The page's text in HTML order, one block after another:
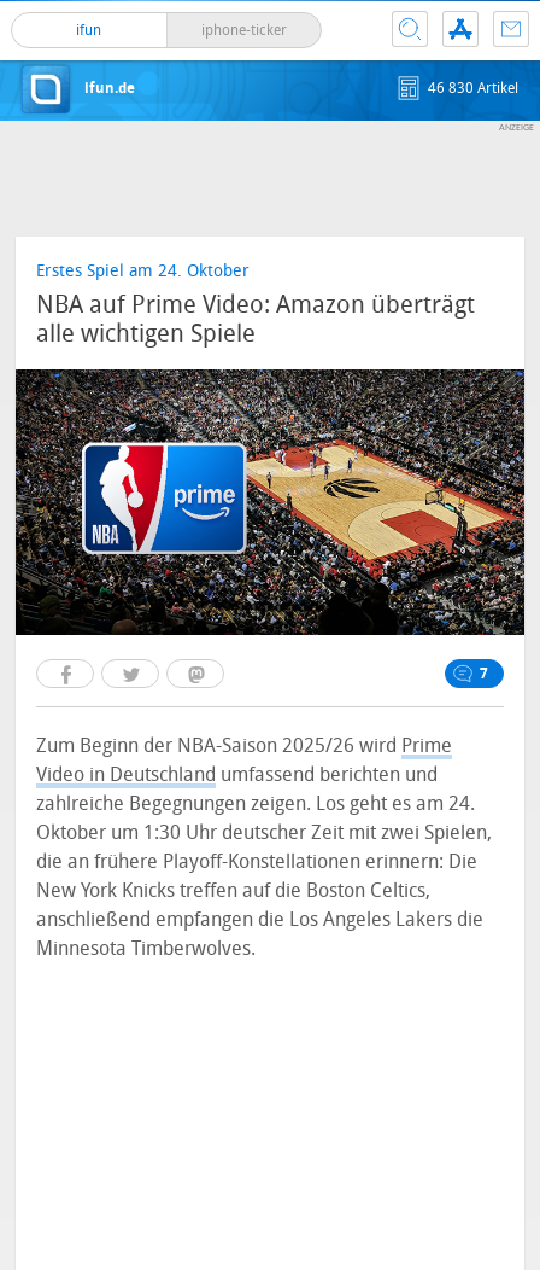
ifun iphone-ticker
ifun.de 46 830 Artikel
Erstes Spiel am 24. Oktober
NBA auf Prime Video: Amazon überträgt
alle wichtigen Spiele
7
Zum Beginn der NBA-Saison 2025/26 wird Prime
Video in Deutschland umfassend berichten und
zahlreiche Begegnungen zeigen. Los geht es am 24.
Oktober um 1:30 Uhr deutscher Zeit mit zwei Spielen,
die an frühere Playoff-Konstellationen erinnern: Die
New York Knicks treffen auf die Boston Celtics,
anschließend empfangen die Los Angeles Lakers die
Minnesota Timberwolves.